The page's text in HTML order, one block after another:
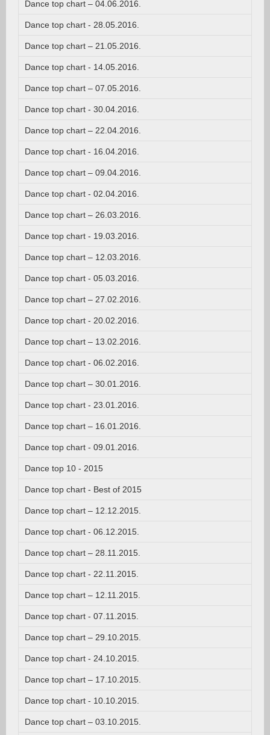
Dance top chart – 04.06.2016.
Dance top chart - 28.05.2016.
Dance top chart – 21.05.2016.
Dance top chart - 14.05.2016.
Dance top chart – 07.05.2016.
Dance top chart - 30.04.2016.
Dance top chart – 22.04.2016.
Dance top chart - 16.04.2016.
Dance top chart – 09.04.2016.
Dance top chart - 02.04.2016.
Dance top chart – 26.03.2016.
Dance top chart - 19.03.2016.
Dance top chart – 12.03.2016.
Dance top chart - 05.03.2016.
Dance top chart – 27.02.2016.
Dance top chart - 20.02.2016.
Dance top chart – 13.02.2016.
Dance top chart - 06.02.2016.
Dance top chart – 30.01.2016.
Dance top chart - 23.01.2016.
Dance top chart – 16.01.2016.
Dance top chart - 09.01.2016.
Dance top 10 - 2015
Dance top chart - Best of 2015
Dance top chart – 12.12.2015.
Dance top chart - 06.12.2015.
Dance top chart – 28.11.2015.
Dance top chart - 22.11.2015.
Dance top chart – 12.11.2015.
Dance top chart - 07.11.2015.
Dance top chart – 29.10.2015.
Dance top chart - 24.10.2015.
Dance top chart – 17.10.2015.
Dance top chart - 10.10.2015.
Dance top chart – 03.10.2015.